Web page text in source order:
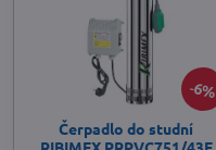
6%
Čerpadlo do studní